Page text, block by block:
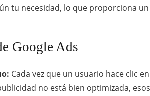
tu necesidad, lo que proporciona
Google Ads
Cada vez que un usuario hace clic
no está bien optimizada,